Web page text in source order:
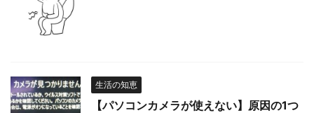
生活の知恵
【パソコンカメラが使えない】原因の1つ